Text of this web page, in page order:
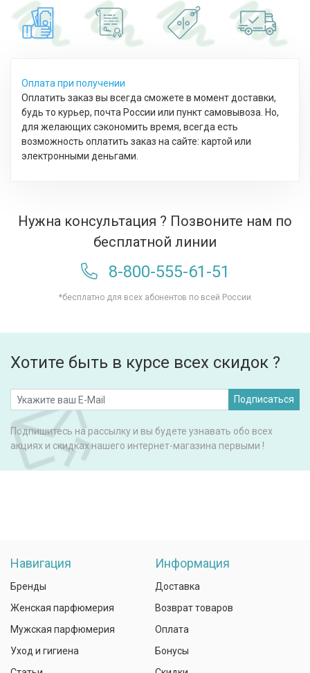
Оплата при получении
Оплатить заказ вы всегда сможете в момент доставки,
будь то курьер, почта России или пункт самовывоза. Но,
для желающих сэкономить время, всегда есть
возможность оплатить заказ на сайте: картой или
электронными деньгами.
Нужна консультация ? Позвоните нам по
бесплатной линии
8-800-555-61-51
*бесплатно для всех абонентов по всей России
Хотите быть в курсе всех скидок ?
Подписаться
Подпишитесь на рассылку и вы будете узнавать обо всех
акциях и скидках нашего интернет-магазина первыми !
Навигация
Бренды
Женская парфюмерия
Мужская парфюмерия
Уход и гигиена
Информация
Доставка
Возврат товаров
Оплата
Бонусы